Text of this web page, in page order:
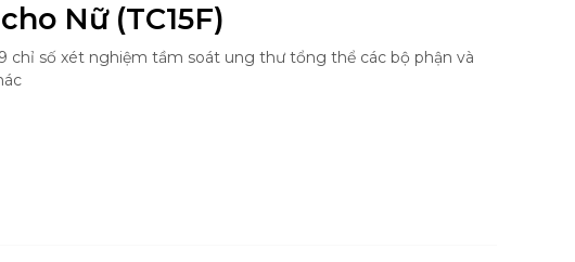
Nữ (TC15F)
chỉ số xét nghiệm tầm soát ung thư tổng thể các bộ phận và